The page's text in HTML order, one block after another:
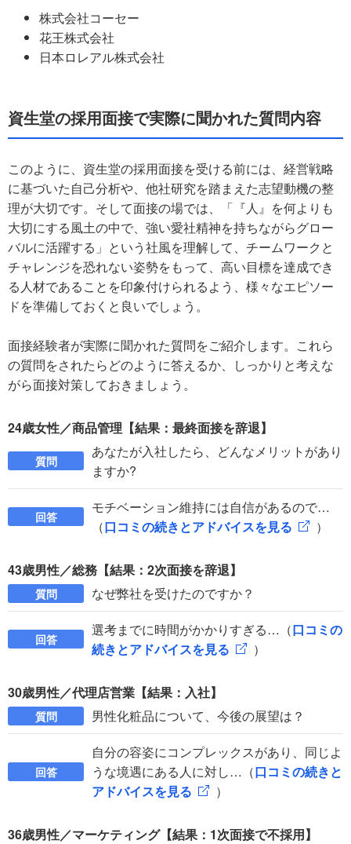
株式会社コーセー
花王株式会社
日本ロレアル株式会社
資生堂の採用面接で実際に聞かれた質問内容
このように、資生堂の採用面接を受ける前には、経営戦略
に基づいた自己分析や、他社研究を踏まえた志望動機の整
理が大切です。そして面接の場では、「『人』を何よりも
大切にする風土の中で、強い愛社精神を持ちながらグロー
バルに活躍する」という社風を理解して、チームワークと
チャレンジを恐れない姿勢をもって、高い目標を達成でき
る人材であることを印象付けられるよう、様々なエピソー
ドを準備しておくと良いでしょう。
面接経験者が実際に聞かれた質問をご紹介します。これら
の質問をされたらどのように答えるか、しっかりと考えな
がら面接対策しておきましょう。
24歳女性／商品管理【結果：最終面接を辞退】
質問
あなたが入社したら、どんなメリットがあり
ますか?
回答
モチベーション維持には自信があるので…
（口コミの続きとアドバイスを見る ）
43歳男性／総務【結果：2次面接を辞退】
質問 なぜ弊社を受けたのですか？
回答
選考までに時間がかかりすぎる…（口コミの
続きとアドバイスを見る
）
30歳男性／代理店営業【結果：入社】
質問 男性化粧品について、今後の展望は？
回答
自分の容姿にコンプレックスがあり、同じよ
うな境遇にある人に対し…（口コミの続きと
アドバイスを見る
）
36歳男性／マーケティング【結果：1次面接で不採用】